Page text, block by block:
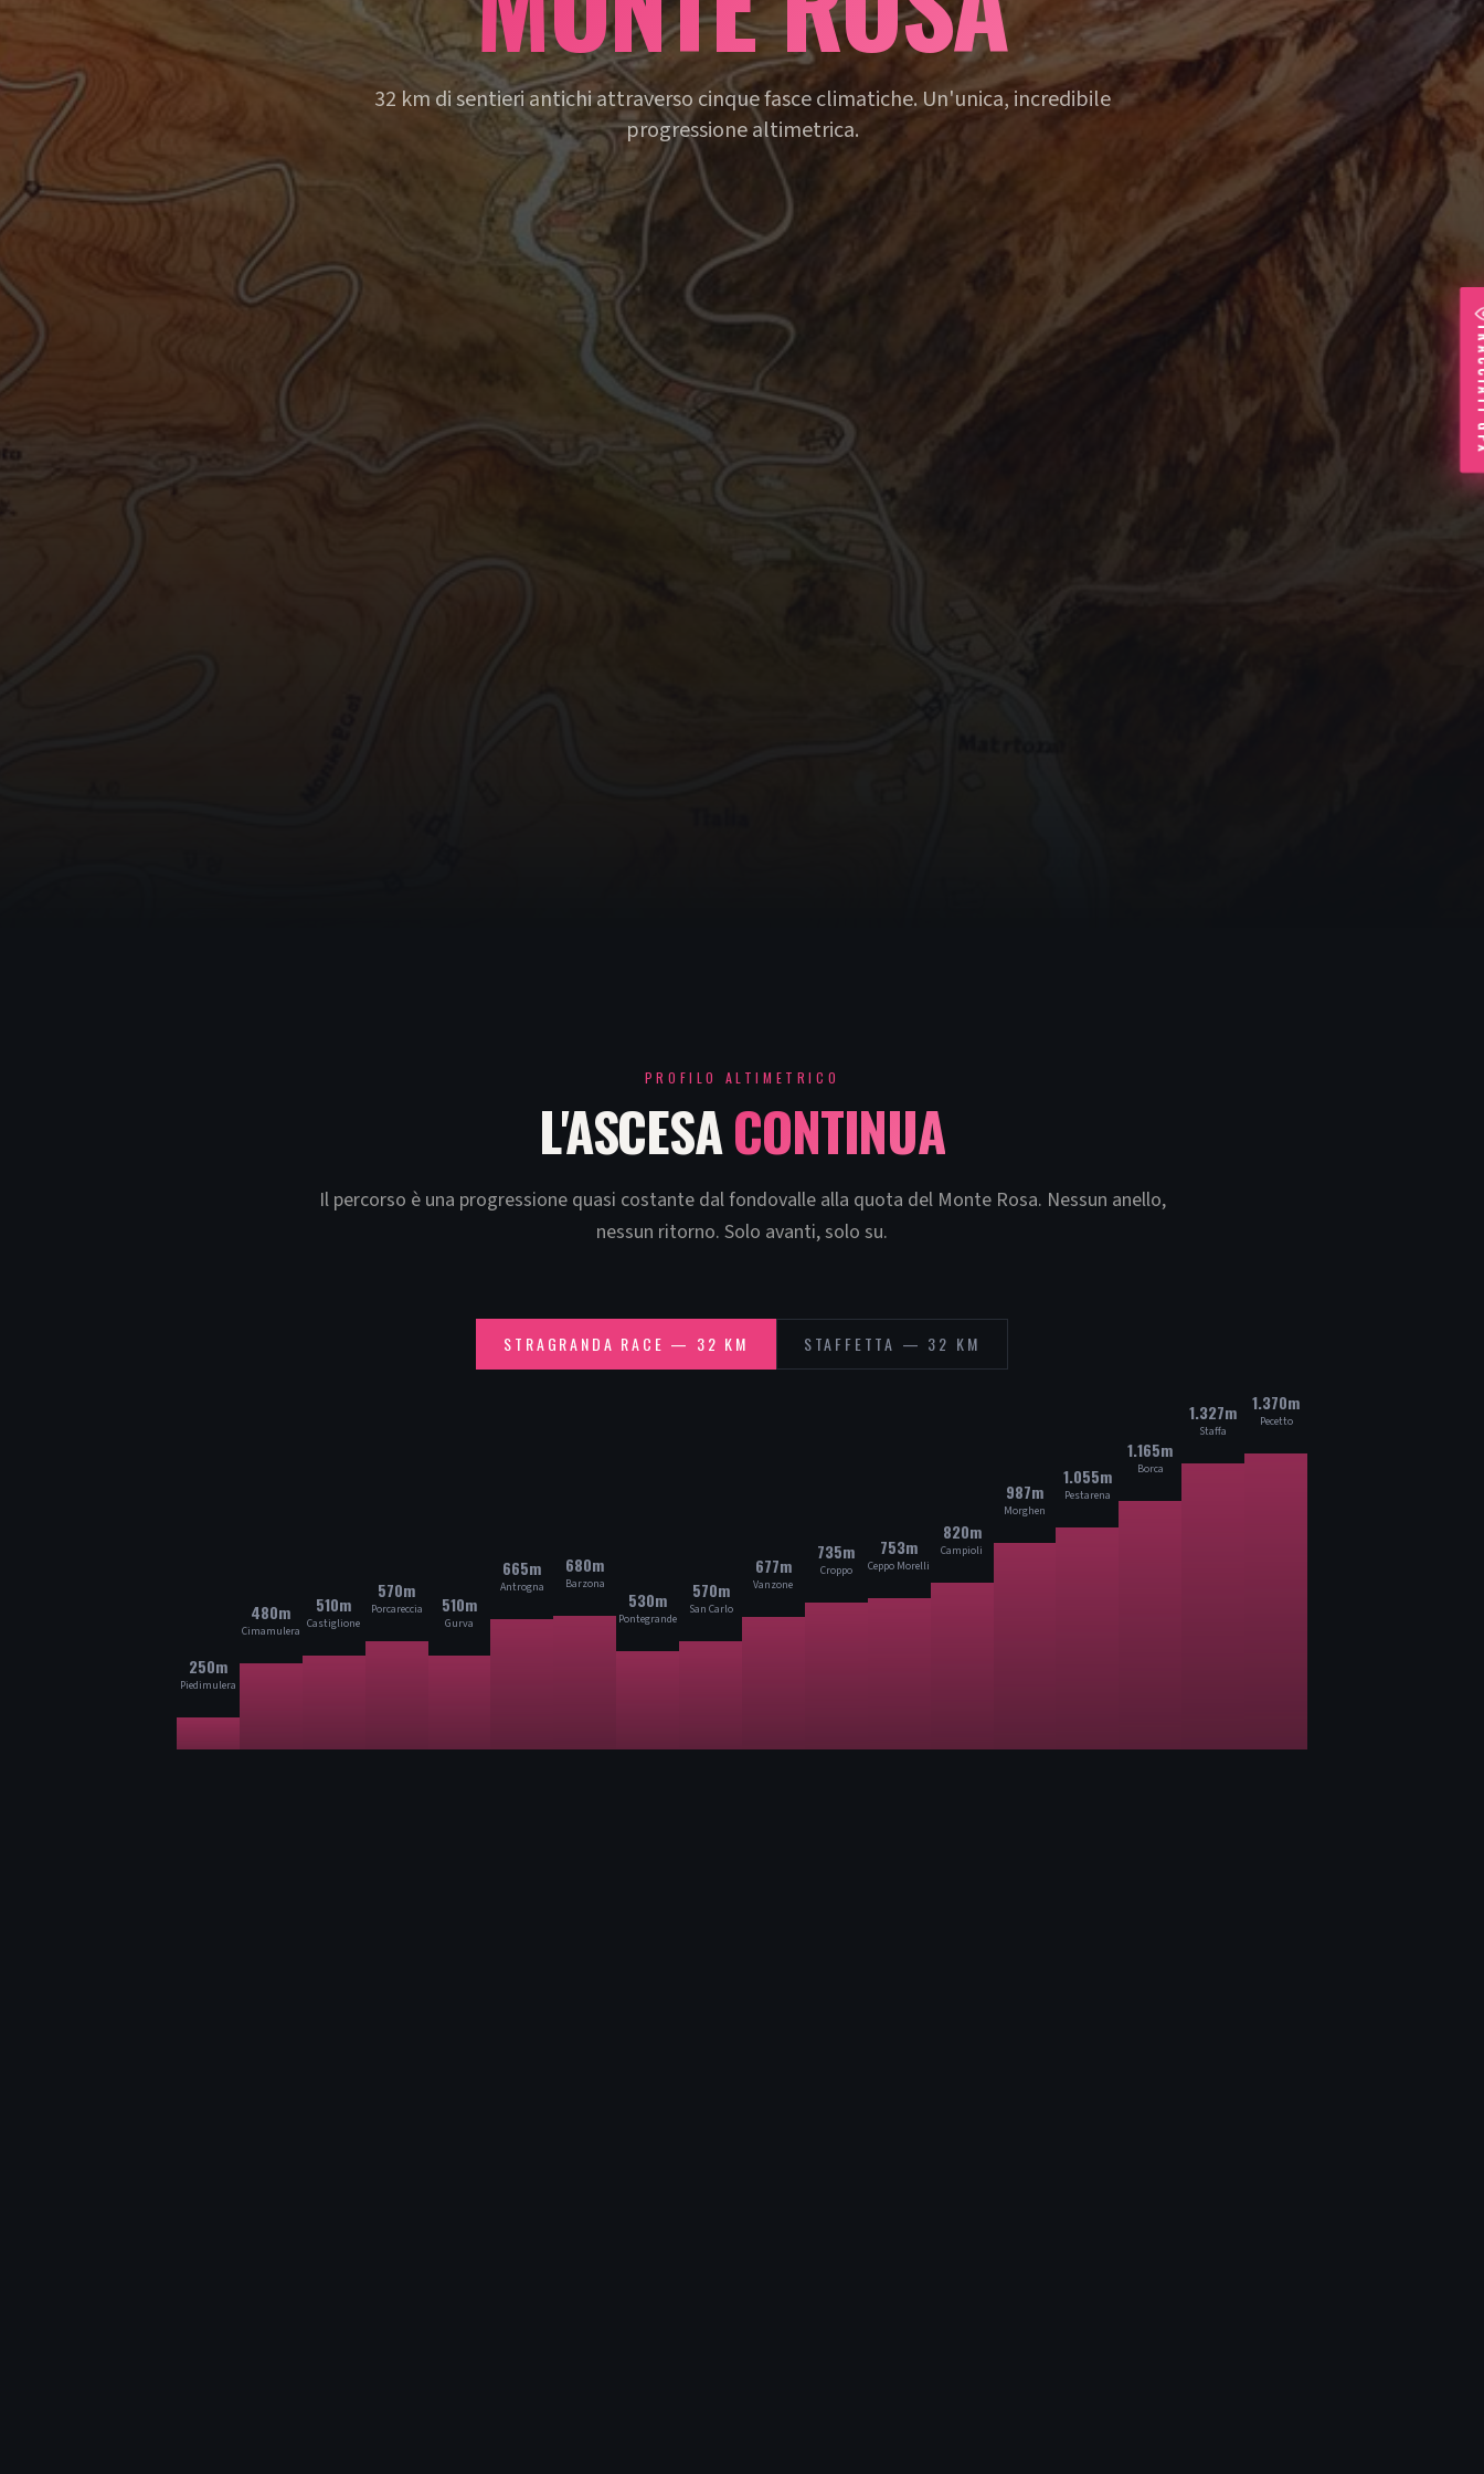
32 km di sentieri antichi attraverso cinque fasce climatiche. Un'unica, incredibile
progressione altimetrica.
PROFILO ALTIMETRICO
L'ASCESACONTINUA
Il percorso è una progressione quasi costante dal fondovalle alla quota del Monte Rosa. Nessun anello,
nessun ritorno. Solo avanti, solo su.
STRAGRANDA RACE — 32 KM STAFFETTA — 32 KM
250m
Piedimulera
480m
Cimamulera
510m
Castiglione
570m
Porcareccia 510m
Gurva
665m
Antrogna
680m
Barzona
530m
Pontegrande
570m
San Carlo
677m
Vanzone
735m
Croppo
753m
Ceppo Morelli
820m
Campioli
987m
Morghen
1.055m
Pestarena
1.165m
Borca
1.327m
Staffa
1.370m
Pecetto